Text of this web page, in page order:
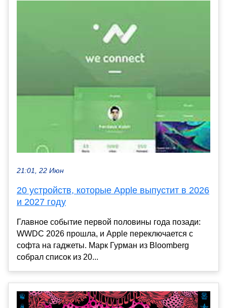
21:01, 22 Июн
20 устройств, которые Apple выпустит в 2026
и 2027 году
Главное событие первой половины года позади:
WWDC 2026 прошла, и Apple переключается с
софта на гаджеты. Марк Гурман из Bloomberg
собрал список из 20...